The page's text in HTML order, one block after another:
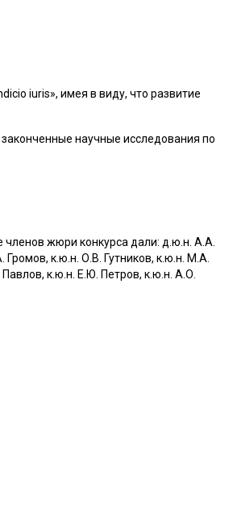
iuris», имея в виду, что развитие
научные исследования по
членов жюри конкурса дали: д.ю.н. А.А.
к.ю.н. О.В. Гутников, к.ю.н. М.А.
к.ю.н. Е.Ю. Петров, к.ю.н. А.О.